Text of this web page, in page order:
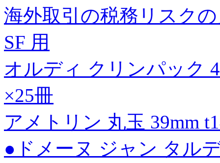
海外取引の税務リスク
SF 用
オルディ クリンパック
×25冊
アメトリン 丸玉 39mm
●ドメーヌ ジャン タル